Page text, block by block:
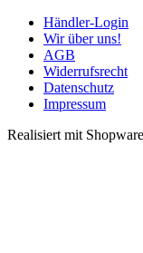
Händler-Login
Wir über uns!
AGB
Widerrufsrecht
Datenschutz
Impressum
Realisiert mit Shopware